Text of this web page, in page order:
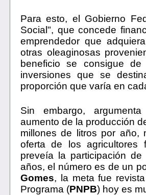
Para esto, el Gobierno
Social", que concede
emprendedor que
otras oleaginosas
beneficio se consigue
inversiones que se
proporción que varía en
Sin embargo,
aumento de la producción
millones de litros por año,
oferta de los agricultores
preveía la participación
años, el número es de un
Gomes, la meta fue
Programa (PNPB) hoy es